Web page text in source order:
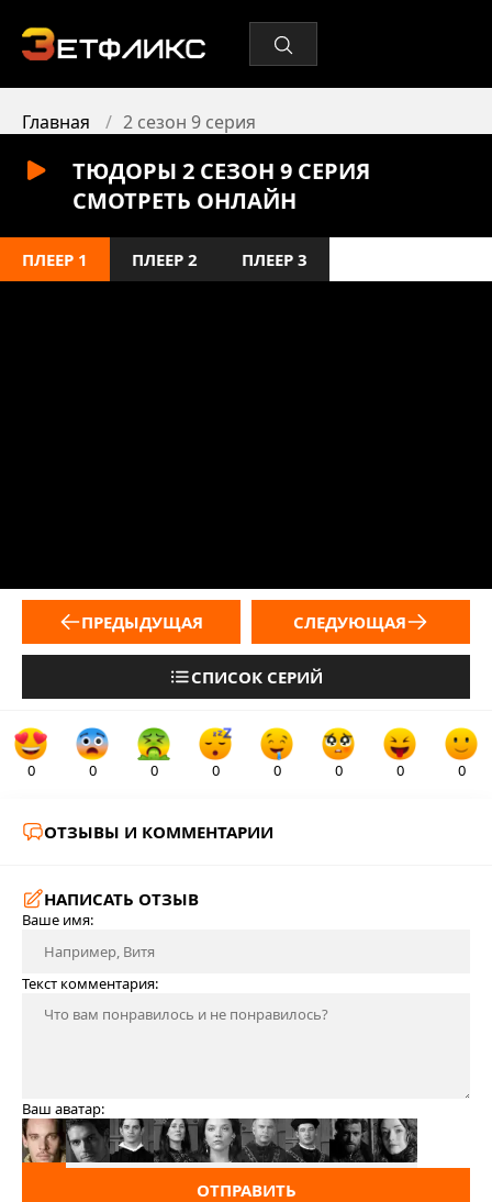
Главная 2 сезон 9 серия
ТЮДОРЫ 2 СЕЗОН 9 СЕРИЯ
СМОТРЕТЬ ОНЛАЙН
ПЛЕЕР 1 ПЛЕЕР 2 ПЛЕЕР 3
ПРЕДЫДУЩАЯ
СПИСОК СЕРИЙ
СЛЕДУЮЩАЯ
0 0 0 0 0 0 0 0
ОТЗЫВЫ И КОММЕНТАРИИ
НАПИСАТЬ ОТЗЫВ
Ваше имя:
Текст комментария:
Ваш аватар:
ОТПРАВИТЬ